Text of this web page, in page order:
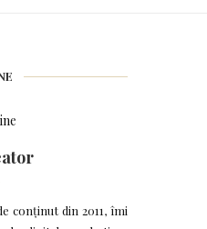
conținut din 2011, îmi